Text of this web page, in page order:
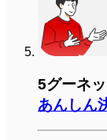
5グーネ
あんしん